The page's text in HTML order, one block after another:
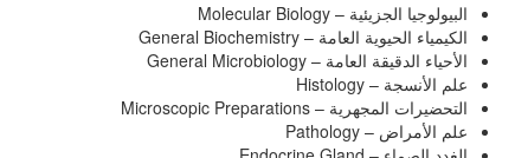
البيولوجيا الجزيئية – Molecular Biology
الكيمياء الحيوية العامة – General Biochemistry
الأحياء الدقيقة العامة – General Microbiology
علم الأنسجة – Histology
التحضيرات المجهرية – Microscopic Preparations
علم الأمراض – Pathology